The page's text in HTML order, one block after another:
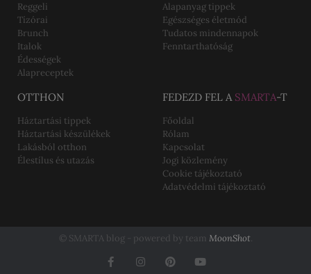
Reggeli
Tízórai
Brunch
Italok
Édességek
Alapreceptek
Alapanyag tippek
Egészséges életmód
Tudatos mindennapok
Fenntarthatóság
OTTHON
Háztartási tippek
Háztartási készülékek
Lakásból otthon
Élestílus és utazás
FEDEZD FEL A SMARTA-T
Főoldal
Rólam
Kapcsolat
Jogi közlemény
Cookie tájékoztató
Adatvédelmi tájékoztató
© SMARTA blog - powered by team MoonShot.